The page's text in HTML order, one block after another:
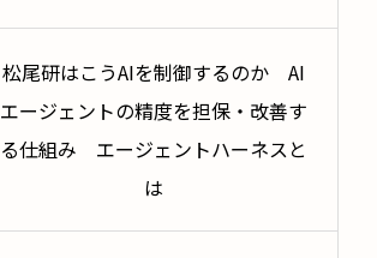
松尾研はこうAIを制御するのか AI
エージェントの精度を担保・改善す
る仕組み エージェントハーネスと
は